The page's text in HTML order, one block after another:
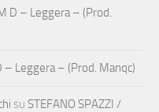
D – Leggera – (Prod.
– Leggera – (Prod. Manqc)
su STEFANO SPAZZI /